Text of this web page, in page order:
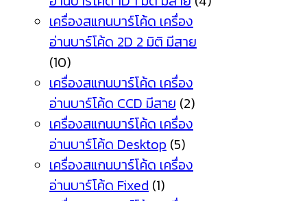
เครื่องสแกนบาร์โค้ด เครื่อง
อ่านบาร์โค้ด 2D 2 มิติ มีสาย
(10)
เครื่องสแกนบาร์โค้ด เครื่อง
อ่านบาร์โค้ด CCD มีสาย (2)
เครื่องสแกนบาร์โค้ด เครื่อง
อ่านบาร์โค้ด Desktop (5)
เครื่องสแกนบาร์โค้ด เครื่อง
อ่านบาร์โค้ด Fixed (1)